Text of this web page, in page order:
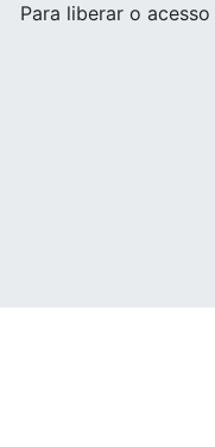
Para liberar o acesso